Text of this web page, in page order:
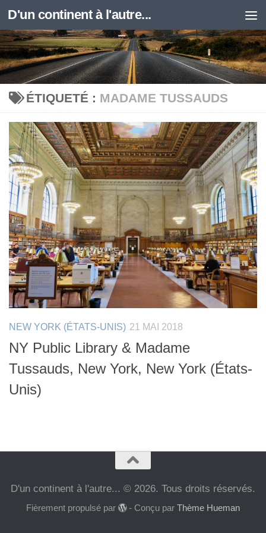
Skip to content
D'un continent à l'autre...
ÉTIQUETÉ : MADAME TUSSAUDS
NEW YORK (ÉTATS-UNIS) 21 MAI 2018
NY Public Library & Madame
Tussauds, New York, New York (États-
Unis)
D'un continent à l'autre... © 2026. Tous droits réservés.
Fièrement propulsé par - Conçu parThème Hueman